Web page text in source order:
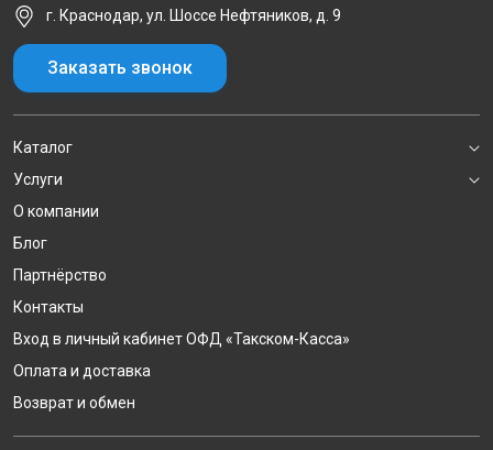
г. Краснодар, ул. Шоссе Нефтяников, д. 9
Заказать звонок
Каталог
Услуги
О компании
Блог
Партнёрство
Контакты
Вход в личный кабинет ОФД «Такском-Касса»
Оплата и доставка
Возврат и обмен